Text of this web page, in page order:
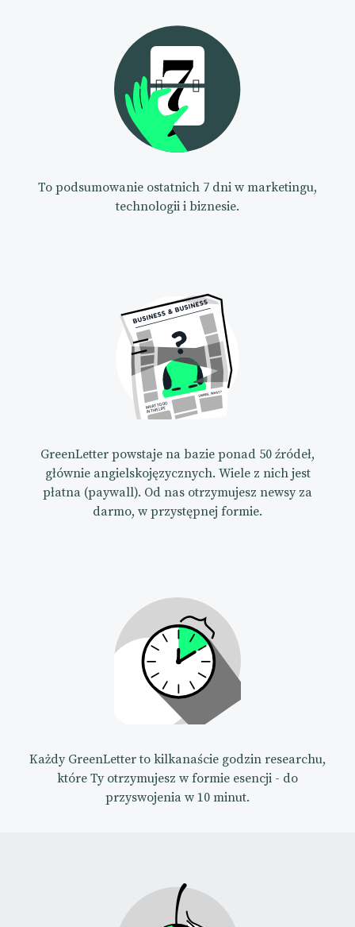
To podsumowanie ostatnich 7 dni w marketingu,
technologii i biznesie.
GreenLetter powstaje na bazie ponad 50 źródeł,
głównie angielskojęzycznych. Wiele z nich jest
płatna (paywall). Od nas otrzymujesz newsy za
darmo, w przystępnej formie.
Każdy GreenLetter to kilkanaście godzin researchu,
które Ty otrzymujesz w formie esencji - do
przyswojenia w 10 minut.